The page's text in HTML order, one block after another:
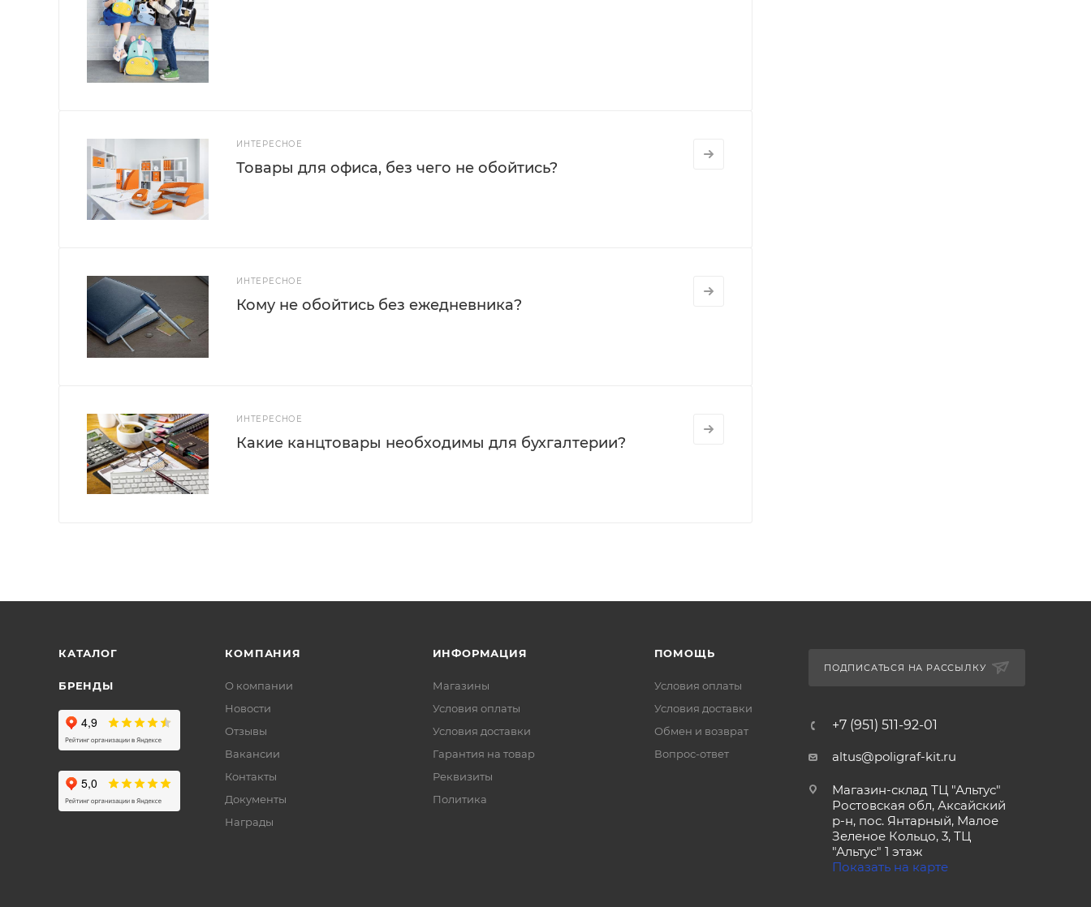
ИНТЕРЕСНОЕ
Товары для офиса, без чего не обойтись?
ИНТЕРЕСНОЕ
Кому не обойтись без ежедневника?
ИНТЕРЕСНОЕ
Какие канцтовары необходимы для бухгалтерии?
КАТАЛОГ
БРЕНДЫ
КОМПАНИЯ
О компании
Новости
Отзывы
Вакансии
Контакты
Документы
Награды
ИНФОРМАЦИЯ
Магазины
Условия оплаты
Условия доставки
Гарантия на товар
Реквизиты
Политика
ПОМОЩЬ
Условия оплаты
Условия доставки
Обмен и возврат
Вопрос-ответ
ПОДПИСАТЬСЯ НА РАССЫЛКУ
+7 (951) 511-92-01
altus@poligraf-kit.ru
Магазин-склад ТЦ "Альтус"
Ростовская обл, Аксайский
р-н, пос. Янтарный, Малое
Зеленое Кольцо, 3, ТЦ
"Альтус" 1 этаж
Показать на карте